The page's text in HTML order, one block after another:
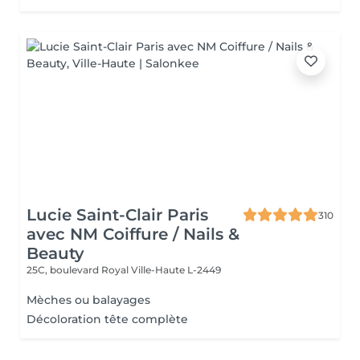
Lucie Saint-Clair Paris
avec NM Coiffure / Nails &
Beauty
310
25C, boulevard Royal Ville-Haute L-2449
Mèches ou balayages
Décoloration tête complète